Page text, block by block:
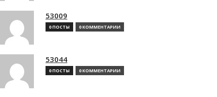
53009
0 ПОСТЫ 0 КОММЕНТАРИИ
53044
0 ПОСТЫ 0 КОММЕНТАРИИ